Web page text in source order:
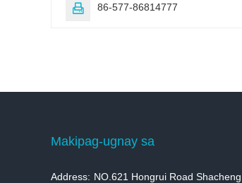
 86-577-86814777
Makipag-ugnay sa
Address: NO.621 Hongrui Road